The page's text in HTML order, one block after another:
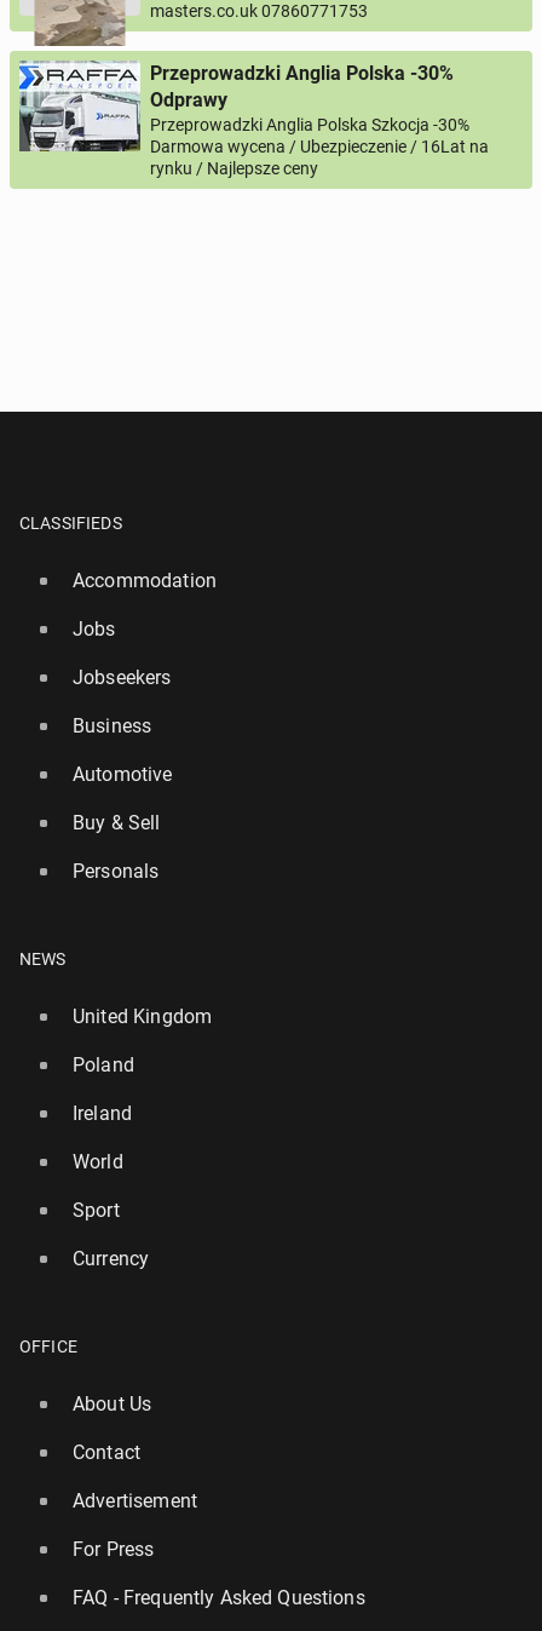
masters.co.uk 07860771753
Przeprowadzki Anglia Polska -30%
Odprawy
Przeprowadzki Anglia Polska Szkocja -30%
Darmowa wycena / Ubezpieczenie / 16Lat na
rynku / Najlepsze ceny
CLASSIFIEDS
Accommodation
Jobs
Jobseekers
Business
Automotive
Buy & Sell
Personals
NEWS
United Kingdom
Poland
Ireland
World
Sport
Currency
OFFICE
About Us
Contact
Advertisement
For Press
FAQ - Frequently Asked Questions